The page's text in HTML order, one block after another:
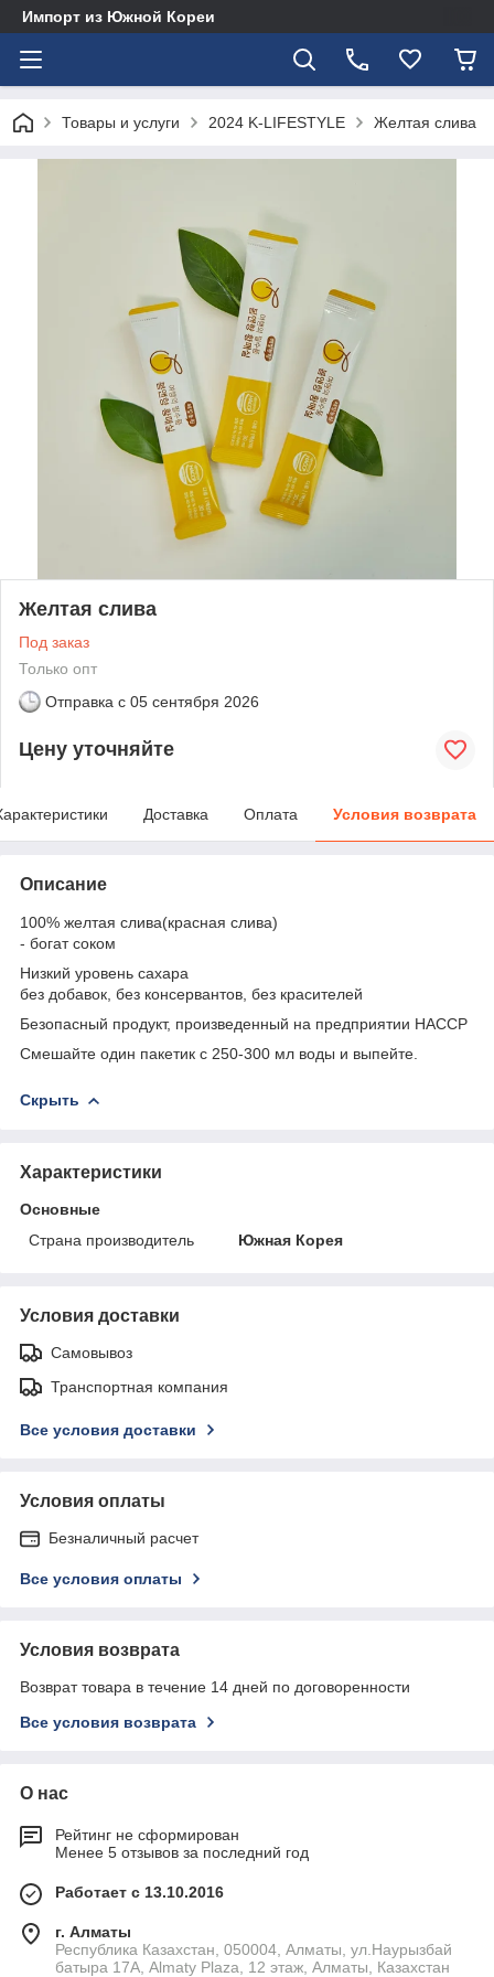
Импорт из Южной Кореи
Товары и услуги 2024 K-LIFESTYLE Желтая слива
Желтая слива
Под заказ
Только опт
Отправка с 05 сентября 2026
Цену уточняйте
Доставка Оплата Условия возврата
Описание
100% желтая слива(красная слива)
- богат соком
Низкий уровень сахара
без добавок, без консервантов, без красителей
Безопасный продукт, произведенный на предприятии HACCP
Смешайте один пакетик с 250-300 мл воды и выпейте.
Скрыть
Характеристики
Основные
Страна производитель
Южная Корея
Условия доставки
Самовывоз
Транспортная компания
Все условия доставки
Условия оплаты
Безналичный расчет
Все условия оплаты
Условия возврата
Возврат товара в течение 14 дней по договоренности
Все условия возврата
О нас
Рейтинг не сформирован
Менее 5 отзывов за последний год
Работает с 13.10.2016
г. Алматы
Республика Казахстан, 050004, Алматы, ул.Наурызбай
батыра 17А, Almaty Plaza, 12 этаж, Алматы, Казахстан